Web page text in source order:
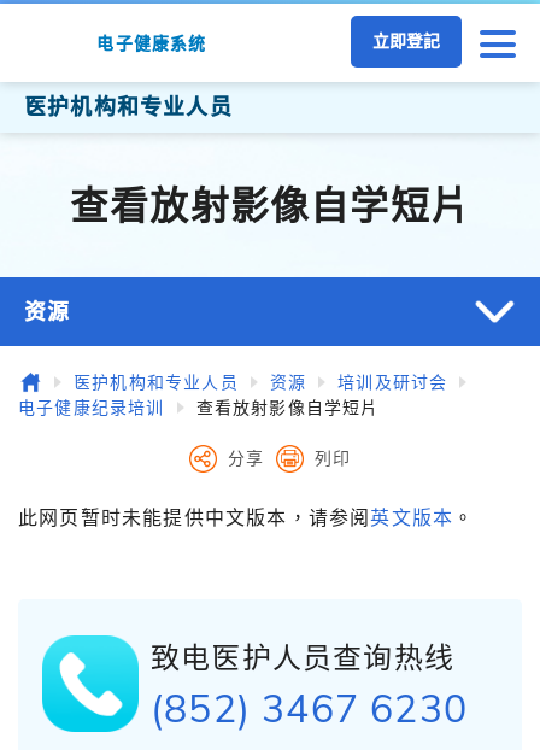
电子健康系统 立即登記
医护机构和专业人员
查看放射影像自学短片
资源
主页医护机构和专业人员 资源
培训及研讨会
电子健康纪录培训
查看放射影像自学短片
分享 列印
此网页暂时未能提供中文版本，请参阅英文版本 。
致电医护人员查询热线
(852) 3467 6230